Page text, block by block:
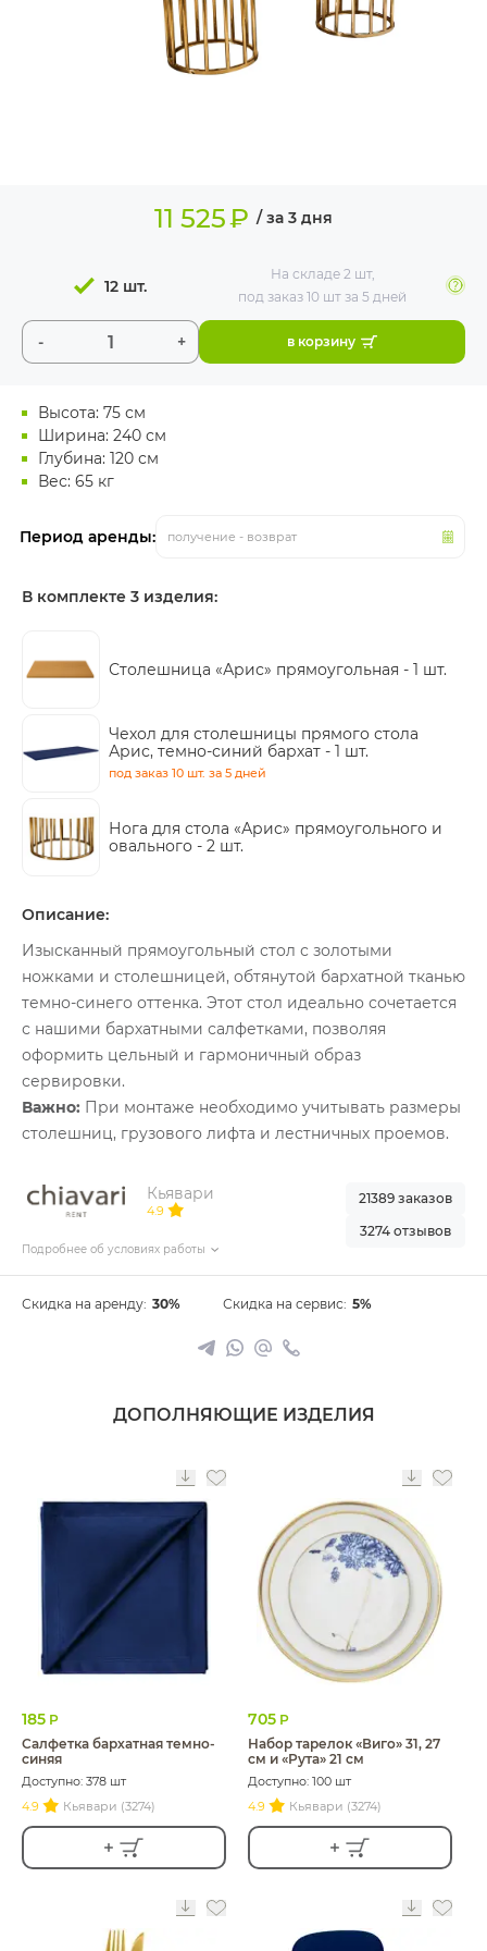
Высота: 75 см
Ширина: 240 см
Глубина: 120 см
Вес: 65 кг
Период аренды: получение - возврат
11 525₽ / за 3 дня
- +
12 шт.
На складе 2 шт,
под заказ 10 шт за 5 дней
в корзину
В комплекте 3 изделия:
Столешница «Арис» прямоугольная - 1 шт.
Чехол для столешницы прямого стола
Арис, темно-синий бархат - 1 шт.
под заказ 10 шт. за 5 дней
Нога для стола «Арис» прямоугольного и
овального - 2 шт.
Описание:
Изысканный прямоугольный стол с золотыми
ножками и столешницей, обтянутой бархатной тканью
темно-синего оттенка. Этот стол идеально сочетается
с нашими бархатными салфетками, позволяя
оформить цельный и гармоничный образ
сервировки.
Важно: При монтаже необходимо учитывать размеры
столешниц, грузового лифта и лестничных проемов.
Кьявари
4.9
Подробнее об условиях работы
21389 заказов
3274 отзывов
Скидка на аренду: 30% Скидка на сервис: 5%
ДОПОЛНЯЮЩИЕ ИЗДЕЛИЯ
185 Р
Салфетка бархатная темно-
синяя
Доступно: 378 шт
4.9
Кьявари (3274)
705 Р
Набор тарелок «Виго» 31, 27
см и «Рута» 21 см
Доступно: 100 шт
4.9
Кьявари (3274)